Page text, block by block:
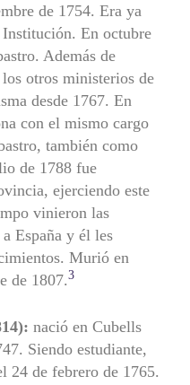
de 1754. Era ya
Institución. En octubre
Además de
otros ministerios de
desde 1767. En
con el mismo cargo
también como
de 1788 fue
ejerciendo este
vinieron las
España y él les
Murió en
de 1807.3
nació en Cubells
Siendo estudiante,
24 de febrero de 1765.